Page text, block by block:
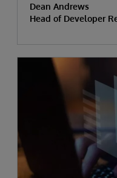
Dean Andrews
Head of Developer